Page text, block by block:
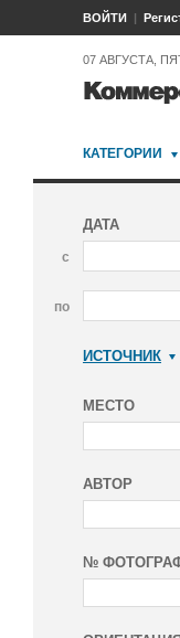
ВОЙТИ
07 АВГУСТА,
КАТЕГОРИИ
ДАТА
с
по
ИСТОЧНИК
МЕСТО
АВТОР
№